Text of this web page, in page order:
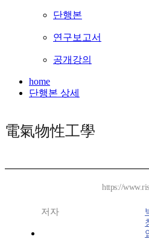
단행본
연구보고서
공개강의
home
단행본 상세
電氣物性工學
https://
저자